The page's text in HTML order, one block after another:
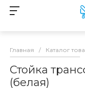
Главная / Каталог
Стойка
(белая)